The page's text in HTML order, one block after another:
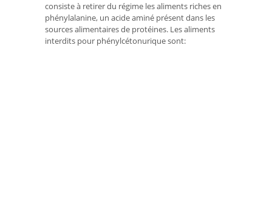
consiste à retirer du régime les aliments riches en
phénylalanine, un acide aminé présent dans les
sources alimentaires de protéines. Les aliments
interdits pour phénylcétonurique sont: